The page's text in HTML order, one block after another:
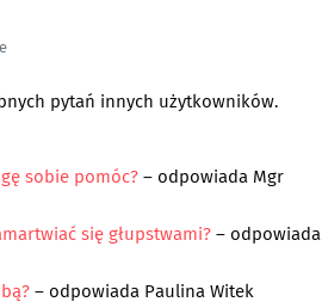
pytań innych użytkowników.
sobie pomóc?– odpowiada Mgr
się głupstwami?– odpowiada
– odpowiada Paulina Witek